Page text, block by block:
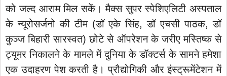
को जल्द आराम मिल सकें। मैक्स सुपर स्पेशिएलिटी अस्पताल
के न्यूरोसर्जनो की टीम (डॉ एके सिंह, डॉ एचसी पाठक, डॉ
कुञ्ज बिहारी सारस्वत) छोटे से ऑपरेशन के जरीए मस्तिष्क से
ट्यूमर निकालने के मामले में दुनिया के डॉक्टर्स के सामने हमेशा
एक उदाहरण पेश करती है। प्रौद्योगिकी और इंस्ट्रूमेंटेशन में